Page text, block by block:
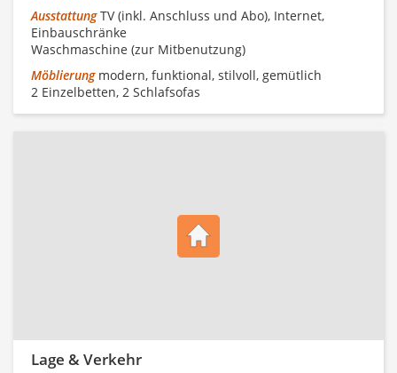
AusstattungTV (inkl. Anschluss und Abo), Internet,
Einbauschränke
Waschmaschine (zur Mitbenutzung)
Möblierungmodern, funktional, stilvoll, gemütlich
2 Einzelbetten, 2 Schlafsofas
Lage & Verkehr